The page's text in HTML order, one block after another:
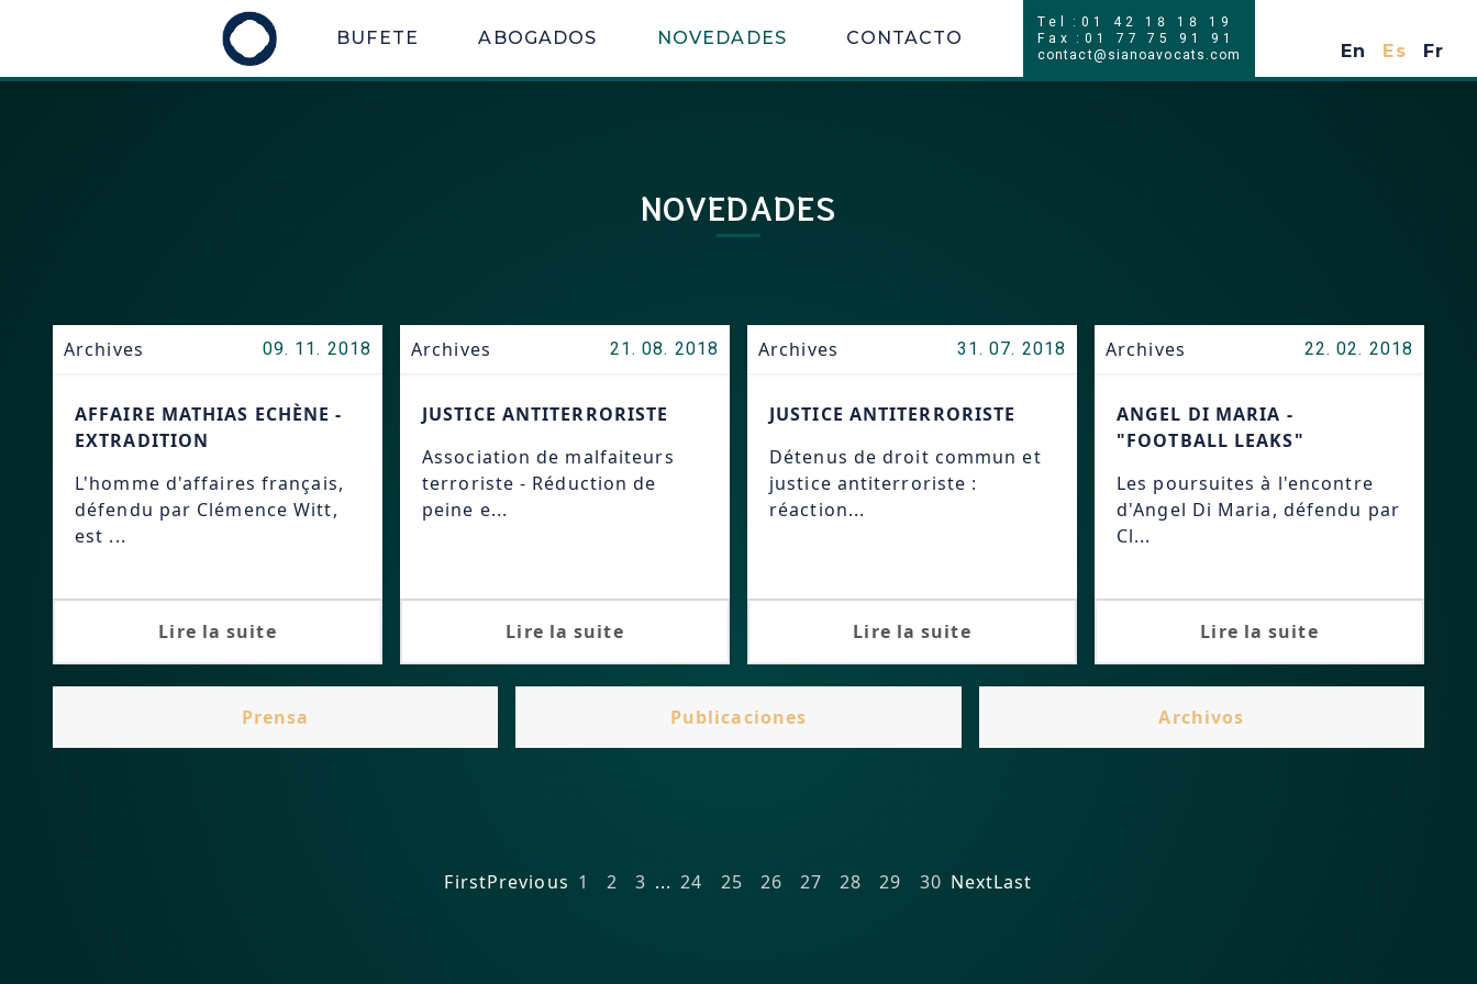
BUFETE ABOGADOS NOVEDADES CONTACTO
Tel :01 42 18 18 19
Fax
: 01 77 75 91 91
contact@sianoavocats.com
En Es Fr
NOVEDADES
Archives 09. 11. 2018
AFFAIRE MATHIAS ECHÈNE -
EXTRADITION
L'homme d'affaires français,
défendu par Clémence Witt,
est ...
Lire la suite
Archives 21. 08. 2018
JUSTICE ANTITERRORISTE
Association de malfaiteurs
terroriste - Réduction de
peine e...
Lire la suite
Archives 31. 07. 2018
JUSTICE ANTITERRORISTE
Détenus de droit commun et
justice antiterroriste :
réaction...
Lire la suite
Archives 22. 02. 2018
ANGEL DI MARIA -
"FOOTBALL LEAKS"
Les poursuites à l'encontre
d'Angel Di Maria, défendu par
Cl...
Lire la suite
Prensa Publicaciones Archivos
FirstPrevious 1 2 3 ... 24 25 26 27 28 29 30 NextLast